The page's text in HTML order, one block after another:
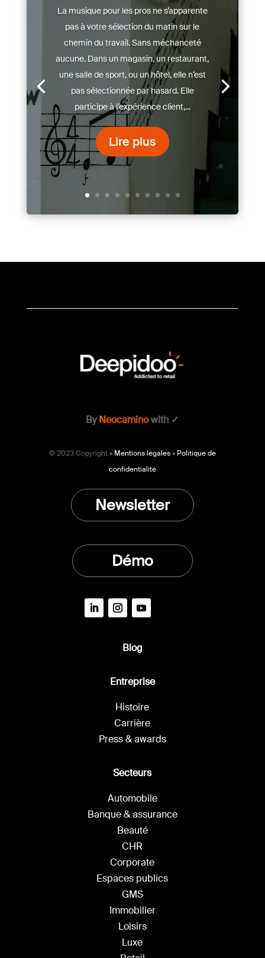
La musique pour les pros ne s’apparente
pas à votre sélection du matin sur le
chemin du travail. Sans méchanceté
aucune. Dans un magasin, un restaurant,
une salle de sport, ou un hôtel, elle n’est
pas sélectionnée par hasard. Elle
participe à l’expérience client,...
Lire plus
ByNeocaminowith ✓
© 2023 Copyright • Mentions légales• Politique de
confidentialité
Secteurs
Automobile
Banque & assurance
Beauté
CHR
Corporate
Espaces publics
GMS
Immobilier
Loisirs
Luxe
Entreprise
Histoire
Carrière
Press & awards
Blog
Newsletter
Démo